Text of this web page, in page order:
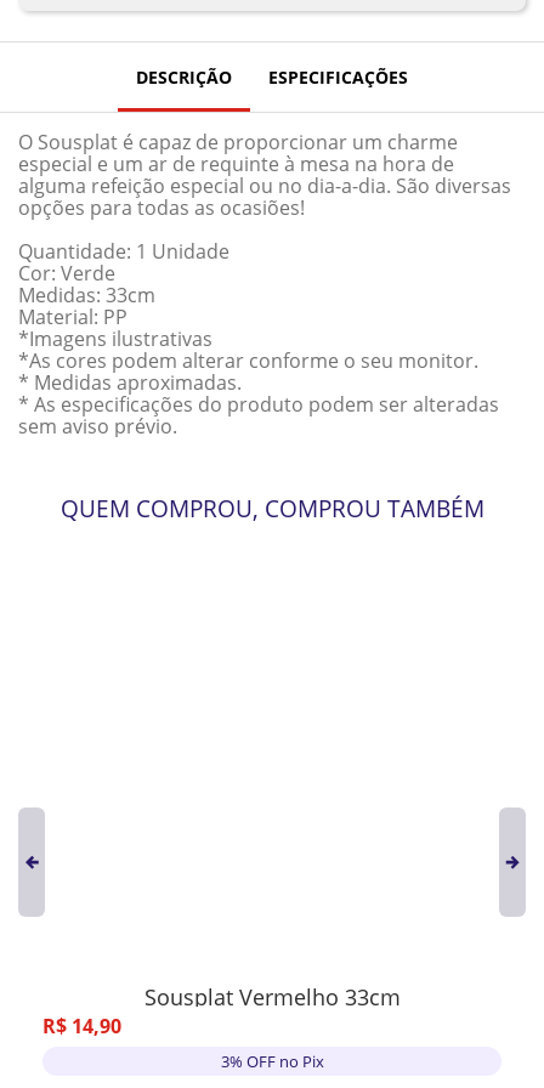
DESCRIÇÃO ESPECIFICAÇÕES
O Sousplat é capaz de proporcionar um charme
especial e um ar de requinte à mesa na hora de
alguma refeição especial ou no dia-a-dia. São diversas
opções para todas as ocasiões!
Quantidade: 1 Unidade
Cor: Verde
Medidas: 33cm
Material: PP
*Imagens ilustrativas
*As cores podem alterar conforme o seu monitor.
* Medidas aproximadas.
* As especificações do produto podem ser alteradas
sem aviso prévio.
QUEM COMPROU, COMPROU TAMBÉM
Sousplat Vermelho 33cm
R$ 14,90
3% OFF no Pix